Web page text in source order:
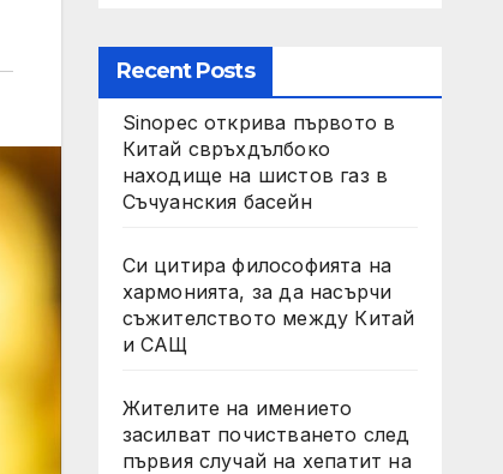
Recent Posts
Sinopec открива първото в
Китай свръхдълбоко
находище на шистов газ в
Съчуанския басейн
Си цитира философията на
хармонията, за да насърчи
съжителството между Китай
и САЩ
Жителите на имението
засилват почистването след
първия случай на хепатит на